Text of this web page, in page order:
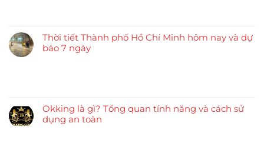
Thời tiết Thành phố Hồ Chí Minh hôm nay và dự
báo 7 ngày
Okking là gì? Tổng quan tính năng và cách sử
dụng an toàn